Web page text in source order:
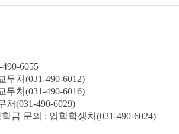
6055
무처(031-490-6012)
무처(031-490-6016)
처(031-490-6029)
금 문의 : 입학학생처(031-490-6024)